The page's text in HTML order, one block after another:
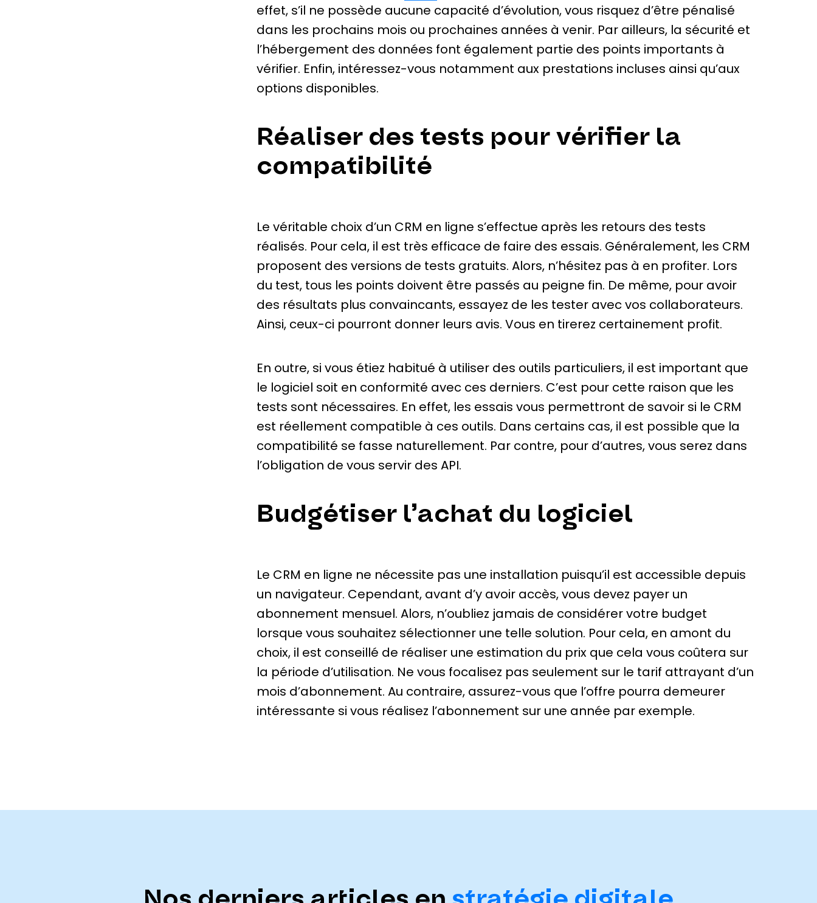
effet, s’il ne possède aucune capacité d’évolution, vous risquez d’être pénalisé
dans les prochains mois ou prochaines années à venir. Par ailleurs, la sécurité et
l’hébergement des données font également partie des points importants à
vérifier. Enfin, intéressez-vous notamment aux prestations incluses ainsi qu’aux
options disponibles.
Réaliser des tests pour vérifier la
compatibilité
Le véritable choix d’un CRM en ligne s’effectue après les retours des tests
réalisés. Pour cela, il est très efficace de faire des essais. Généralement, les CRM
proposent des versions de tests gratuits. Alors, n’hésitez pas à en profiter. Lors
du test, tous les points doivent être passés au peigne fin. De même, pour avoir
des résultats plus convaincants, essayez de les tester avec vos collaborateurs.
Ainsi, ceux-ci pourront donner leurs avis. Vous en tirerez certainement profit.
En outre, si vous étiez habitué à utiliser des outils particuliers, il est important que
le logiciel soit en conformité avec ces derniers. C’est pour cette raison que les
tests sont nécessaires. En effet, les essais vous permettront de savoir si le CRM
est réellement compatible à ces outils. Dans certains cas, il est possible que la
compatibilité se fasse naturellement. Par contre, pour d’autres, vous serez dans
l’obligation de vous servir des API.
Budgétiser l’achat du logiciel
Le CRM en ligne ne nécessite pas une installation puisqu’il est accessible depuis
un navigateur. Cependant, avant d’y avoir accès, vous devez payer un
abonnement mensuel. Alors, n’oubliez jamais de considérer votre budget
lorsque vous souhaitez sélectionner une telle solution. Pour cela, en amont du
choix, il est conseillé de réaliser une estimation du prix que cela vous coûtera sur
la période d’utilisation. Ne vous focalisez pas seulement sur le tarif attrayant d’un
mois d’abonnement. Au contraire, assurez-vous que l’offre pourra demeurer
intéressante si vous réalisez l’abonnement sur une année par exemple.